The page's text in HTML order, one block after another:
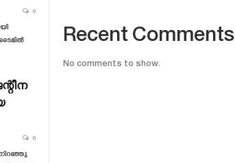
0
0
Recent Comments
No comments to show.